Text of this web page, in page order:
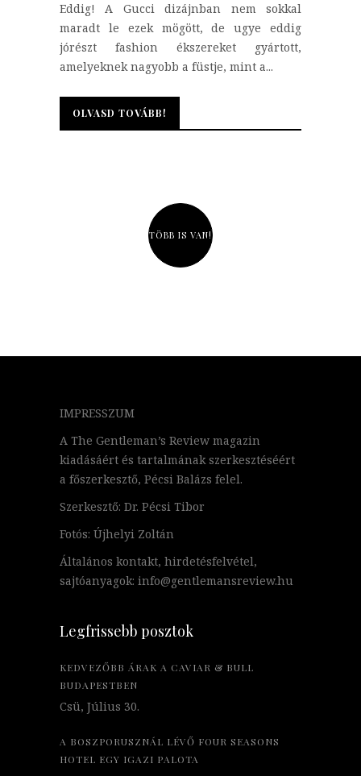
Eddig! A Gucci dizájnban nem sokkal
maradt le ezek mögött, de ugye eddig
jórészt fashion ékszereket gyártott,
amelyeknek nagyobb a füstje, mint a...
OLVASD TOVÁBB!
OLVASD TOVÁBB!
TÖBB IS VAN!
IMPRESSZUM
A The Gentleman’s Review magazin
kiadásáért és tartalmának szerkesztéséért
a főszerkesztő, Pécsi Balázs felel.
Szerkesztő: Dr. Pécsi Tibor
Fotós: Újhelyi Zoltán
Általános kontakt, hirdetésfelvétel,
sajtóanyagok: info@gentlemansreview.hu
Legfrissebb posztok
KEDVEZŐBB ÁRAK A CAVIAR & BULL
BUDAPESTBEN
Csü, Július 30.
A BOSZPORUSZNÁL LÉVŐ FOUR SEASONS
HOTEL EGY IGAZI PALOTA